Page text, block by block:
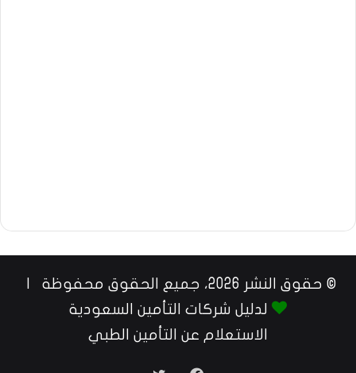
© حقوق النشر 2026، جميع الحقوق محفوظة |
لدليل شركات التأمين السعودية
الاستعلام عن التأمين الطبي